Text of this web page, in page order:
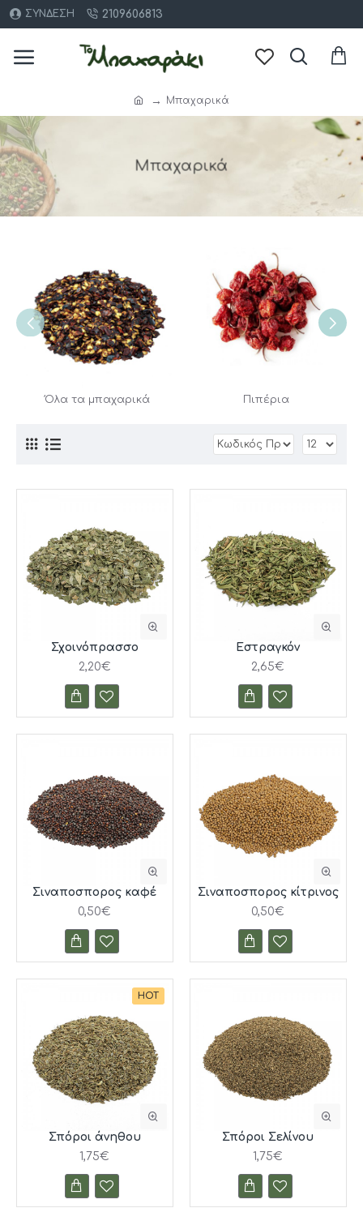
ΣΎΝΔΕΣΗ 2109606813
Μπαχαρικά
Μπαχαρικά
Όλα τα μπαχαρικά Πιπέρια
Σχοινόπρασσο
2,20€
Εστραγκόν
2,65€
Σιναποσπορος καφέ
0,50€
Σιναποσπορος κίτρινος
0,50€
HOT
Σπόροι άνηθου
1,75€
Σπόροι Σελίνου
1,75€